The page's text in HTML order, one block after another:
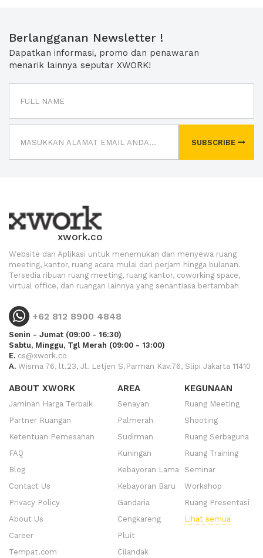
Berlangganan Newsletter !
Dapatkan informasi, promo dan penawaran
menarik lainnya seputar XWORK!
SUBSCRIBE
xwork.co
Website dan Aplikasi untuk menemukan dan menyewa ruang
meeting, kantor, ruang acara mulai dari perjam hingga bulanan.
Tersedia ribuan ruang meeting, ruang kantor, coworking space,
virtual office, dan ruangan lainnya yang senantiasa bertambah
+62 812 8900 4848
Senin - Jumat (09:00 - 16:30)
Sabtu, Minggu, Tgl Merah (09:00 - 13:00)
E. cs@xwork.co
A. Wisma 76, lt.23, Jl. Letjen S.Parman Kav.76, Slipi Jakarta 11410
ABOUT XWORK
Jaminan Harga Terbaik
Partner Ruangan
Ketentuan Pemesanan
FAQ
Blog
Contact Us
Privacy Policy
About Us
Career
Tempat.com
AREA
Senayan
Palmerah
Sudirman
Kuningan
Kebayoran Lama
Kebayoran Baru
Gandaria
Cengkareng
Pluit
Cilandak
KEGUNAAN
Ruang Meeting
Shooting
Ruang Serbaguna
Ruang Training
Seminar
Workshop
Ruang Presentasi
Lihat semua